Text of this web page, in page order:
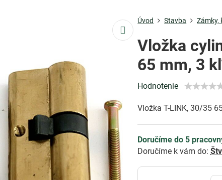
Úvod Stavba Zámky,
Vložka
65 mm, 3
Hodnotenie
Vložka T-LINK, 30/35
Doručíme do 5
Doručíme k vám do: